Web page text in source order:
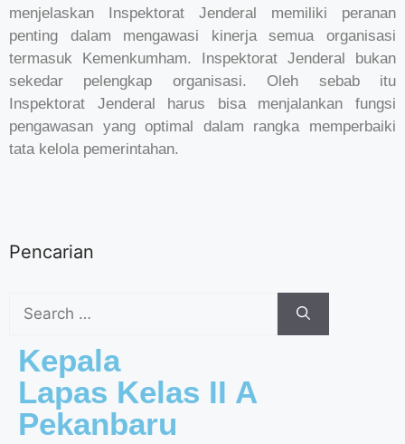
menjelaskan Inspektorat Jenderal memiliki peranan
penting dalam mengawasi kinerja semua organisasi
termasuk Kemenkumham. Inspektorat Jenderal bukan
sekedar pelengkap organisasi. Oleh sebab itu
Inspektorat Jenderal harus bisa menjalankan fungsi
pengawasan yang optimal dalam rangka memperbaiki
tata kelola pemerintahan.
Pencarian
Kepala
Lapas Kelas II A
Pekanbaru